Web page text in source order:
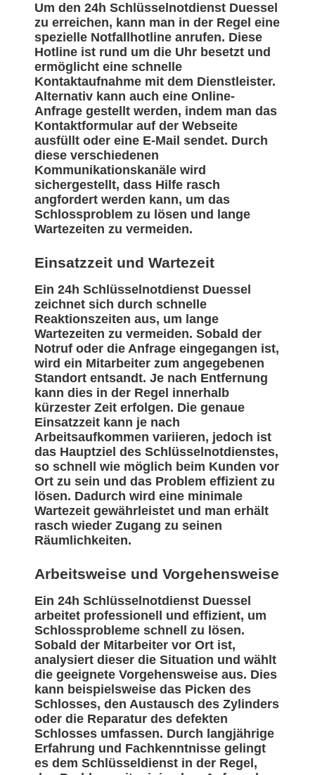
Um den 24h Schlüsselnotdienst Duessel
zu erreichen, kann man in der Regel eine
spezielle Notfallhotline anrufen. Diese
Hotline ist rund um die Uhr besetzt und
ermöglicht eine schnelle
Kontaktaufnahme mit dem Dienstleister.
Alternativ kann auch eine Online-
Anfrage gestellt werden, indem man das
Kontaktformular auf der Webseite
ausfüllt oder eine E-Mail sendet. Durch
diese verschiedenen
Kommunikationskanäle wird
sichergestellt, dass Hilfe rasch
angfordert werden kann, um das
Schlossproblem zu lösen und lange
Wartezeiten zu vermeiden.
Einsatzzeit und Wartezeit
Ein 24h Schlüsselnotdienst Duessel
zeichnet sich durch schnelle
Reaktionszeiten aus, um lange
Wartezeiten zu vermeiden. Sobald der
Notruf oder die Anfrage eingegangen ist,
wird ein Mitarbeiter zum angegebenen
Standort entsandt. Je nach Entfernung
kann dies in der Regel innerhalb
kürzester Zeit erfolgen. Die genaue
Einsatzzeit kann je nach
Arbeitsaufkommen variieren, jedoch ist
das Hauptziel des Schlüsselnotdienstes,
so schnell wie möglich beim Kunden vor
Ort zu sein und das Problem effizient zu
lösen. Dadurch wird eine minimale
Wartezeit gewährleistet und man erhält
rasch wieder Zugang zu seinen
Räumlichkeiten.
Arbeitsweise und Vorgehensweise
Ein 24h Schlüsselnotdienst Duessel
arbeitet professionell und effizient, um
Schlossprobleme schnell zu lösen.
Sobald der Mitarbeiter vor Ort ist,
analysiert dieser die Situation und wählt
die geeignete Vorgehensweise aus. Dies
kann beispielsweise das Picken des
Schlosses, den Austausch des Zylinders
oder die Reparatur des defekten
Schlosses umfassen. Durch langjährige
Erfahrung und Fachkenntnisse gelingt
es dem Schlüsseldienst in der Regel,